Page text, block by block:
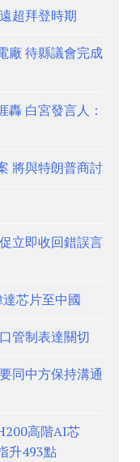
超拜登時期
廠 待縣議會完成
轟 白宮發言人：
將與特朗普商討
立即收回錯誤言
芯片至中國
管制表達關切
同中方保持溝通
高階AI芯
升493點